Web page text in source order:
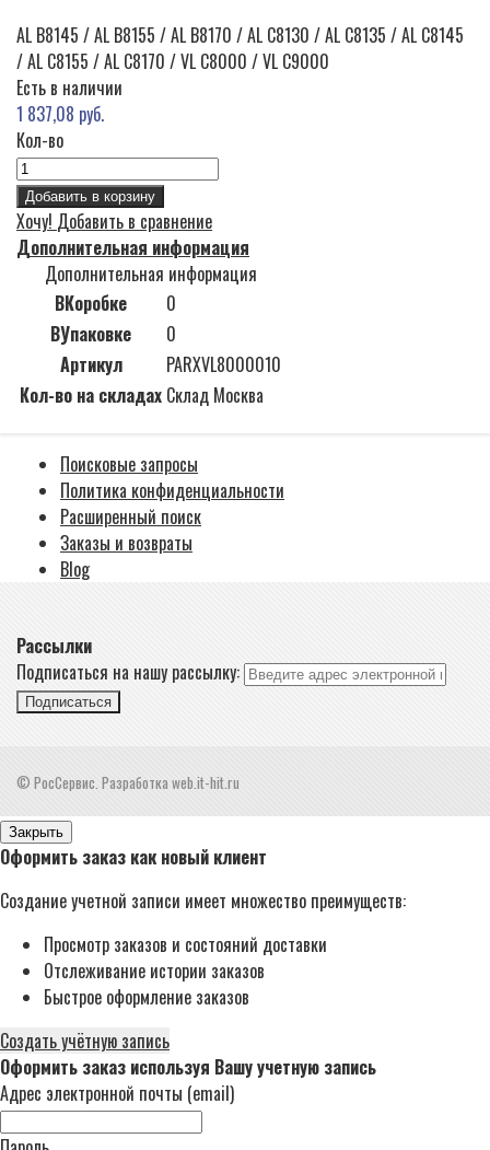
AL B8145 / AL B8155 / AL B8170 / AL C8130 / AL C8135 / AL C8145
/ AL C8155 / AL C8170 / VL C8000 / VL C9000
Есть в наличии
1 837,08 руб.
Кол-во
Добавить в корзину
Хочу! Добавить в сравнение
Дополнительная информация
Дополнительная информация
ВКоробке
0
ВУпаковке
0
Артикул
PARXVL8000010
Кол-во на складах Склад Москва
Поисковые запросы
Политика конфиденциальности
Расширенный поиск
Заказы и возвраты
Blog
Рассылки
Подписаться на нашу рассылку:
Подписаться
© РосСервис. Разработка web.it-hit.ru
Закрыть
Оформить заказ как новый клиент
Создание учетной записи имеет множество преимуществ:
Просмотр заказов и состояний доставки
Отслеживание истории заказов
Быстрое оформление заказов
Создать учётную запись
Оформить заказ используя Вашу учетную запись
Адрес электронной почты (email)